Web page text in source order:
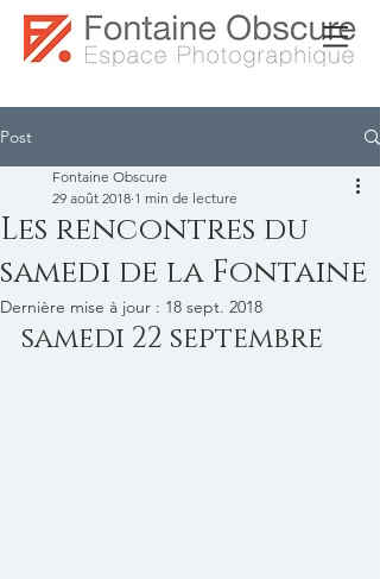
Post
Les rencontres du
samedi de la Fontaine
Fontaine Obscure
29 août 2018 1 min de lecture
Dernière mise à jour : 18 sept. 2018
samedi 22 septembre